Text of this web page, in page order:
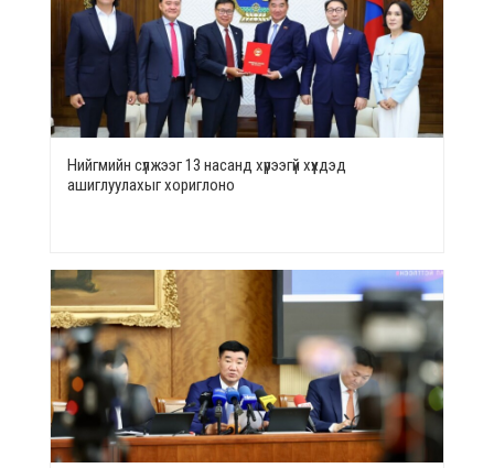
Нийгмийн сүлжээг 13 насанд хүрээгүй хүүхдэд
ашиглуулахыг хориглоно